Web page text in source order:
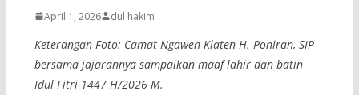
April 1, 2026 dul hakim
Keterangan Foto: Camat Ngawen Klaten H. Poniran, SIP
bersama jajarannya sampaikan maaf lahir dan batin
Idul Fitri 1447 H/2026 M.